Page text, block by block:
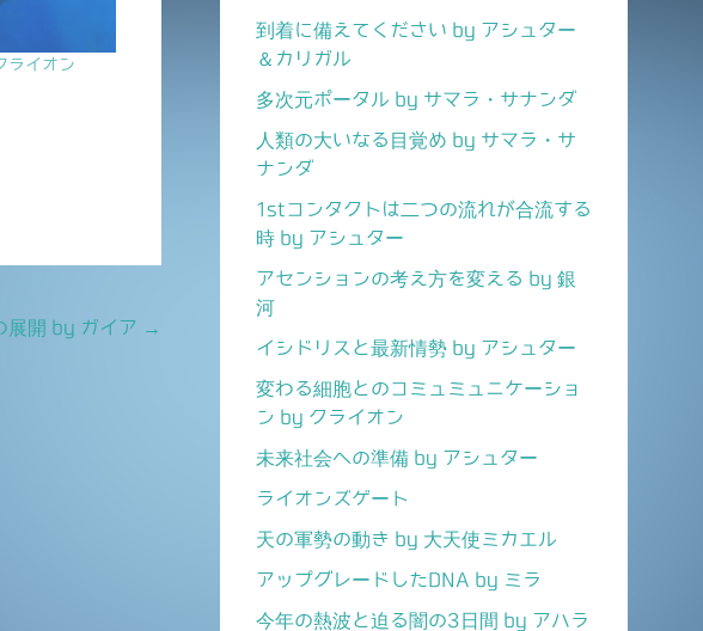
ライオン
展開 by ガイア →
到着に備えてください by アシュター
＆カリガル
多次元ポータル by サマラ・サナンダ
人類の大いなる目覚め by サマラ・サ
ナンダ
1stコンタクトは二つの流れが合流する
時 by アシュター
アセンションの考え方を変える by 銀
河
イシドリスと最新情勢 by アシュター
変わる細胞とのコミュミュニケーショ
ン by クライオン
未来社会への準備 by アシュター
ライオンズゲート
天の軍勢の動き by 大天使ミカエル
アップグレードしたDNA by ミラ
今年の熱波と迫る闇の3日間 by アハラ